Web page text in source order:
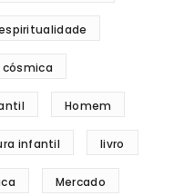
cósmica
Homem
infantil livro
Mercado